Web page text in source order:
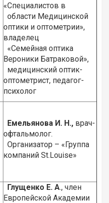
«Специалистов в
области Медицинской
оптики и оптометрии»,
владелец
«Семейная оптика
Вероники Батраковой»,
медицинский оптик-
оптометрист, педагог-
психолог
Емельянова И. Н., врач-
офтальмолог.
Организатор – «Группа
компаний St.Louise»
Глущенко Е. А., член
Европейской Академии